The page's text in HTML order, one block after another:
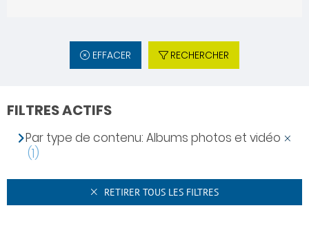
EFFACER RECHERCHER
FILTRES ACTIFS
Par type de contenu: Albums photos et vidéo
(1)
RETIRER TOUS LES FILTRES